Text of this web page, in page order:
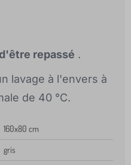
repassé .
lavage à l'envers à
de 40 °C.
160x80 cm
gris